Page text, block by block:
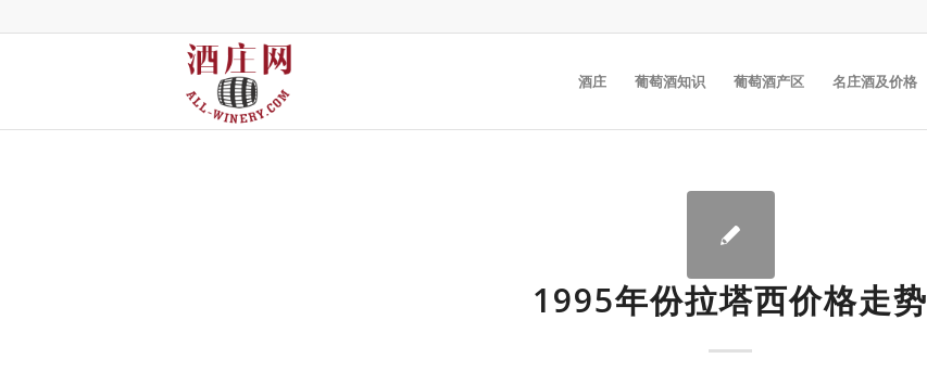
酒庄 葡萄酒知识 葡萄酒产区 名庄酒及价格
1995年份拉塔西价格走势